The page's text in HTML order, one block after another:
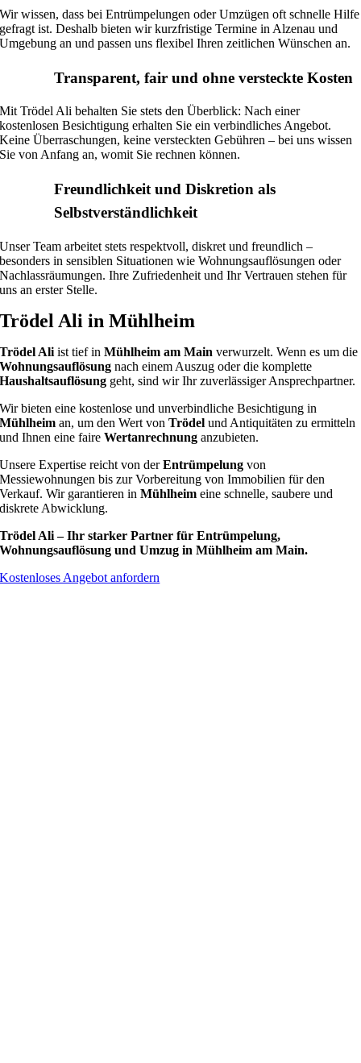
Wir wissen, dass bei Entrümpelungen oder Umzügen oft schnelle Hilfe
gefragt ist. Deshalb bieten wir kurzfristige Termine in Alzenau und
Umgebung an und passen uns flexibel Ihren zeitlichen Wünschen an.
Transparent, fair und ohne versteckte Kosten
Mit Trödel Ali behalten Sie stets den Überblick: Nach einer
kostenlosen Besichtigung erhalten Sie ein verbindliches Angebot.
Keine Überraschungen, keine versteckten Gebühren – bei uns wissen
Sie von Anfang an, womit Sie rechnen können.
Freundlichkeit und Diskretion als
Selbstverständlichkeit
Unser Team arbeitet stets respektvoll, diskret und freundlich –
besonders in sensiblen Situationen wie Wohnungsauflösungen oder
Nachlassräumungen. Ihre Zufriedenheit und Ihr Vertrauen stehen für
uns an erster Stelle.
Trödel Ali in Mühlheim
Trödel Ali ist tief inMühlheim am Main verwurzelt. Wenn es um die
Wohnungsauflösung nach einem Auszug oder die komplette
Haushaltsauflösung geht, sind wir Ihr zuverlässiger Ansprechpartner.
Wir bieten eine kostenlose und unverbindliche Besichtigung in
Mühlheim an, um den Wert vonTrödel und Antiquitäten zu ermitteln
und Ihnen eine faireWertanrechnung anzubieten.
Unsere Expertise reicht von derEntrümpelung von
Messiewohnungen bis zur Vorbereitung von Immobilien für den
Verkauf. Wir garantieren inMühlheim eine schnelle, saubere und
diskrete Abwicklung.
Trödel Ali – Ihr starker Partner für Entrümpelung,
Wohnungsauflösung und Umzug in Mühlheim am Main.
Kostenloses Angebot anfordern